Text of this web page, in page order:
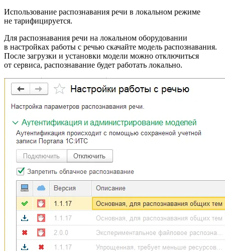
Использование распознавания речи в локальном режиме
не тарифицируется.
Для распознавания речи на локальном оборудовании
в настройках работы с речью скачайте модель распознавания.
После загрузки и установки модели можно отключиться
от сервиса, распознавание будет работать локально.